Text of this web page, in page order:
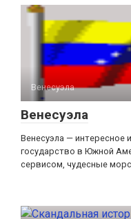
Венесуэла
Венесуэла
Венесуэла — интересное
государство в Южной
сервисом, чудесные